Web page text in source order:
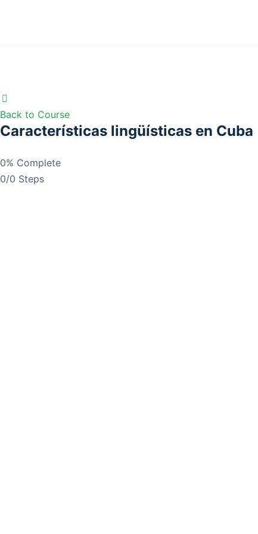
Back to Course
Características lingüísticas en Cuba
0% Complete
0/0 Steps